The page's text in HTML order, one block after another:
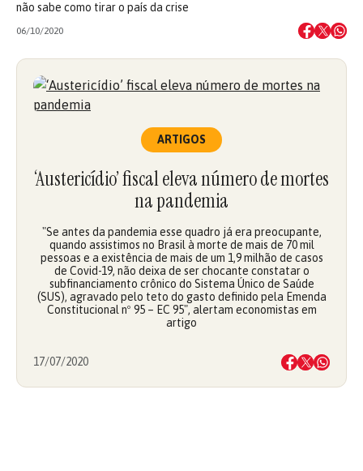
não sabe como tirar o país da crise
06/10/2020
ARTIGOS
‘Austericídio’ fiscal eleva número de mortes
na pandemia
"Se antes da pandemia esse quadro já era preocupante,
quando assistimos no Brasil à morte de mais de 70 mil
pessoas e a existência de mais de um 1,9 milhão de casos
de Covid-19, não deixa de ser chocante constatar o
subfinanciamento crônico do Sistema Único de Saúde
(SUS), agravado pelo teto do gasto definido pela Emenda
Constitucional nº 95 – EC 95", alertam economistas em
artigo
17/07/2020